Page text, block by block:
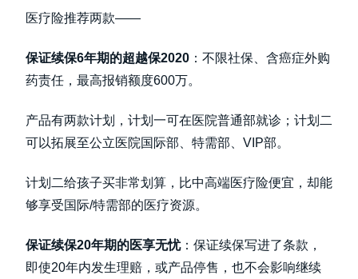
医疗险推荐两款——
保证续保6年期的超越保2020 ：不限社保、含癌症外购
药责任，最高报销额度600万。
产品有两款计划，计划一可在医院普通部就诊；计划二
可以拓展至公立医院国际部、特需部、VIP部。
计划二给孩子买非常划算，比中高端医疗险便宜，却能
够享受国际/特需部的医疗资源。
保证续保20年期的医享无忧：保证续保写进了条款，
即使20年内发生理赔，或产品停售，也不会影响继续